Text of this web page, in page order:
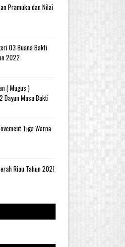
Pramuka dan Nilai
03 Buana Bakti
2022
( Mugus )
Dayun Masa Bakti
Tiga Warna
Riau Tahun 2021